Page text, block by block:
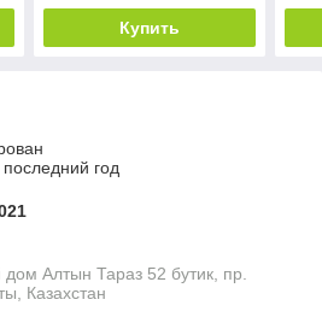
Купить
год
дом Алтын Тараз 52 бутик, пр.
Казахстан